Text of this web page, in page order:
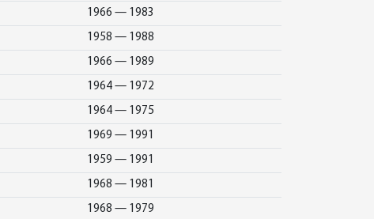
1966 — 1983
1958 — 1988
1966 — 1989
1964 — 1972
1964 — 1975
1969 — 1991
1959 — 1991
1968 — 1981
1968 — 1979